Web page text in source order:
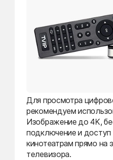
Для просмотра
рекомендуем
Изображение до 4K,
подключение и доступ
кинотеатрам прямо на
телевизора.